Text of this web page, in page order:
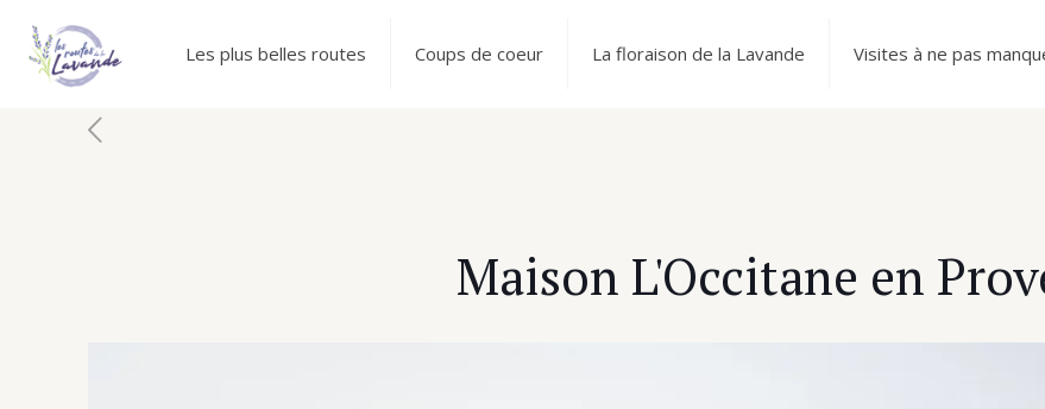
Les plus belles routes Coups de coeur La floraison de la Lavande Visites à ne pas
Maison L'Occitane en